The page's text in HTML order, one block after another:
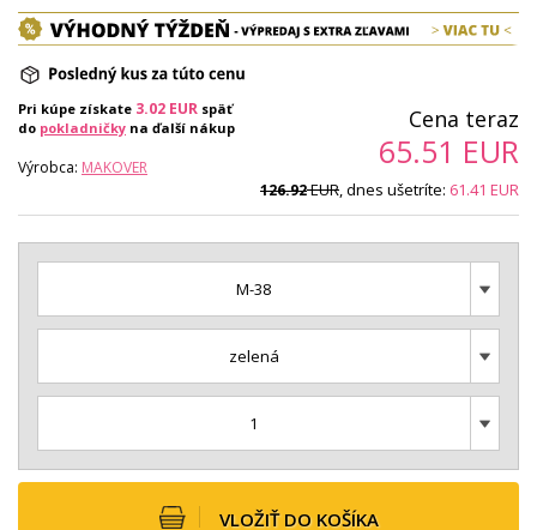
Pri kúpe získate 3.02 EUR späť
do pokladničky na ďalší nákup
Výrobca: MAKOVER
Cena teraz
65.51 EUR
126.92EUR, dnes ušetríte: 61.41 EUR
M-38
zelená
1
VLOŽIŤ DO KOŠÍKA